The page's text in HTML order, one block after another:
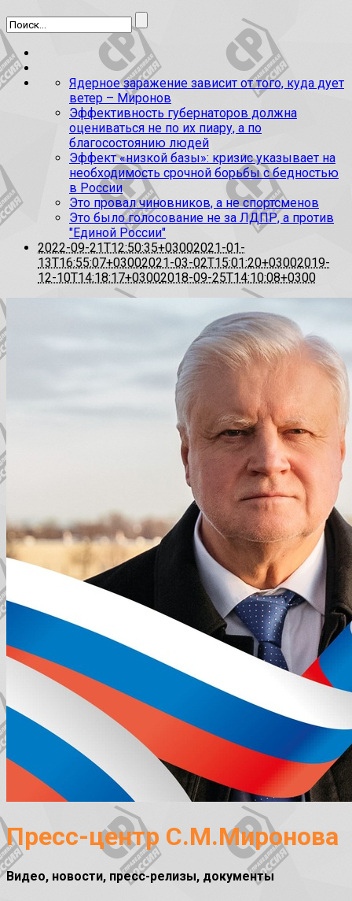
Ядерное заражение зависит от того, куда дует
ветер – Миронов
Эффективность губернаторов должна
оцениваться не по их пиару, а по
благосостоянию людей
Эффект «низкой базы»: кризис указывает на
необходимость срочной борьбы с бедностью
в России
Это провал чиновников, а не спортсменов
Это было голосование не за ЛДПР, а против
"Единой России"
2022-09-21T12:50:35+03002021-01-
13T16:55:07+03002021-03-02T15:01:20+03002019-
12-10T14:18:17+03002018-09-25T14:10:08+0300
Пресс-центр С.М.Миронова
Видео, новости, пресс-релизы, документы